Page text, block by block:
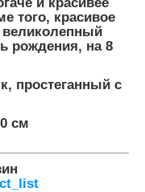
того, красивое
рождения, на 8
простеганный с
см